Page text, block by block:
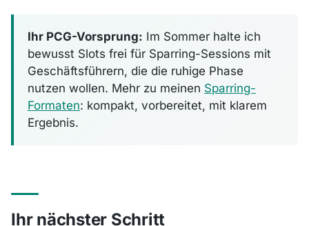
Ihr PCG-Vorsprung: Im Sommer halte ich
bewusst Slots frei für Sparring-Sessions mit
Geschäftsführern, die die ruhige Phase
nutzen wollen. Mehr zu meinen Sparring-
Formaten: kompakt, vorbereitet, mit klarem
Ergebnis.
Ihr nächster Schritt